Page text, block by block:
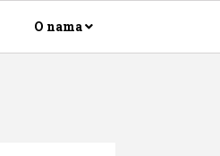
O nama